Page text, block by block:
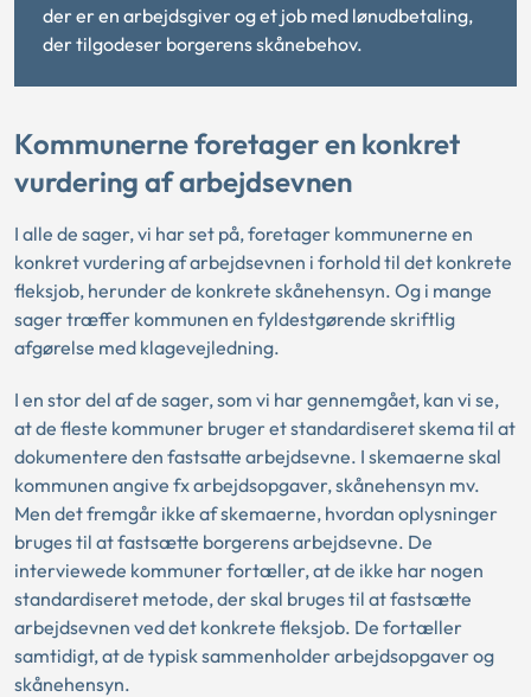
der er en arbejdsgiver og et job med lønudbetaling,
der tilgodeser borgerens skånebehov.
Kommunerne foretager en konkret
vurdering af arbejdsevnen
I alle de sager, vi har set på, foretager kommunerne en
konkret vurdering af arbejdsevnen i forhold til det konkrete
fleksjob, herunder de konkrete skånehensyn. Og i mange
sager træffer kommunen en fyldestgørende skriftlig
afgørelse med klagevejledning.
I en stor del af de sager, som vi har gennemgået, kan vi se,
at de fleste kommuner bruger et standardiseret skema til at
dokumentere den fastsatte arbejdsevne. I skemaerne skal
kommunen angive fx arbejdsopgaver, skånehensyn mv.
Men det fremgår ikke af skemaerne, hvordan oplysninger
bruges til at fastsætte borgerens arbejdsevne. De
interviewede kommuner fortæller, at de ikke har nogen
standardiseret metode, der skal bruges til at fastsætte
arbejdsevnen ved det konkrete fleksjob. De fortæller
samtidigt, at de typisk sammenholder arbejdsopgaver og
skånehensyn.